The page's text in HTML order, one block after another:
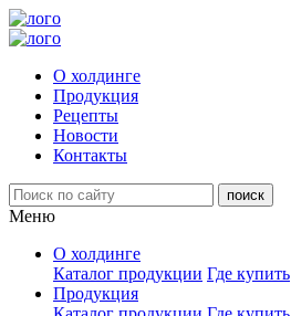
О холдинге
Продукция
Рецепты
Новости
Контакты
Меню
О холдинге
Каталог продукции Где купить
Продукция